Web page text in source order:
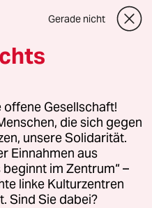
DB müssen
(das Geld
noch für Auto-
die Wette einfach
mehr, als der
so
Gerade nicht
Gesellschaft!
die sich gegen
unsere Solidarität.
Einnahmen aus
im Zentrum“ –
linke Kulturzentren
Sind Sie dabei?